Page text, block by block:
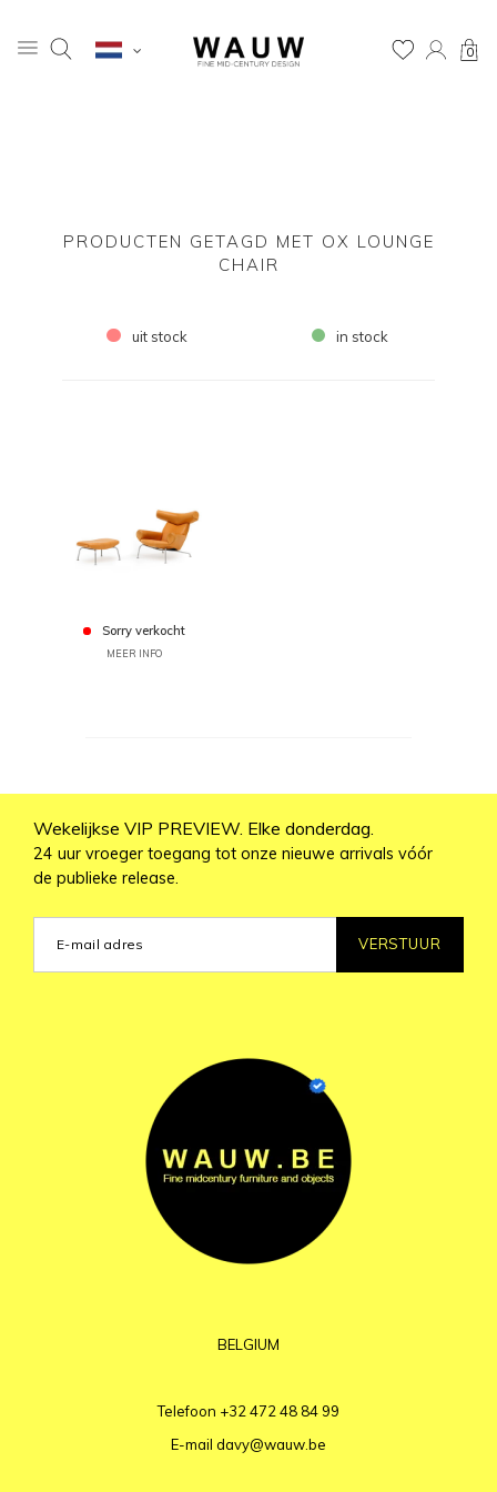
0
PRODUCTEN GETAGD MET OX LOUNGE
CHAIR
uit stock in stock
Sorry verkocht
MEER INFO
Wekelijkse VIP PREVIEW. Elke donderdag.
24 uur vroeger toegang tot onze nieuwe arrivals vóór
de publieke release.
VERSTUUR
BELGIUM
Telefoon +32 472 48 84 99
E-mail davy@wauw.be